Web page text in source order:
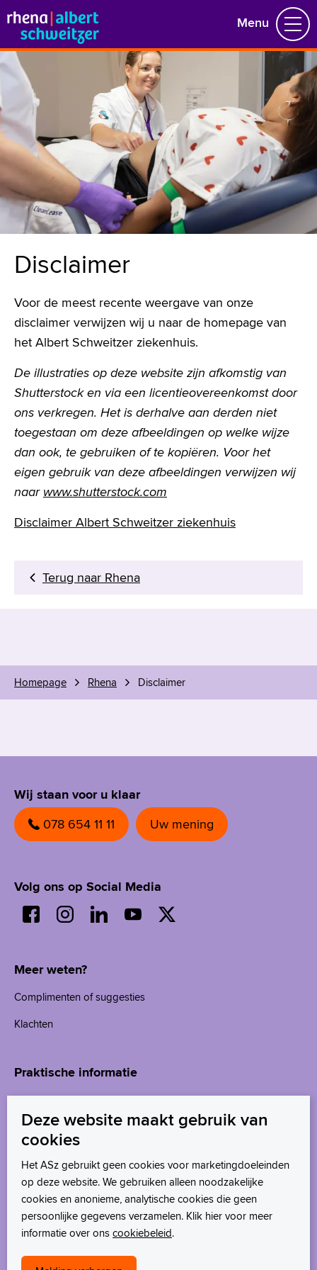
Menu
Sluiting Papendrechtsebrug
Kinderwens
Zwangerschap
Bevalling
Neonatologie
Kinderafdeling
078 654 11 11
Naar home asz.nl
MijnASz
Disclaimer
Voor de meest recente weergave van onze
disclaimer verwijzen wij u naar de homepage van
het Albert Schweitzer ziekenhuis.
De illustraties op deze website zijn afkomstig van
Shutterstock en via een licentieovereenkomst door
ons verkregen. Het is derhalve aan derden niet
toegestaan om deze afbeeldingen op welke wijze
dan ook, te gebruiken of te kopiëren. Voor het
eigen gebruik van deze afbeeldingen verwijzen wij
naar www.shutterstock.com
Disclaimer Albert Schweitzer ziekenhuis
Terug naar Rhena
Homepage Rhena Disclaimer
Wij staan voor u klaar
078 654 11 11 Uw mening
Volg ons op Social Media
Meer weten?
Complimenten of suggesties
Klachten
Praktische informatie
Afspraak in het ziekenhuis
MijnASz
Deze website maakt gebruik van
cookies
Het ASz gebruikt geen cookies voor marketingdoeleinden
op deze website. We gebruiken alleen noodzakelijke
cookies en anonieme, analytische cookies die geen
persoonlijke gegevens verzamelen. Klik hier voor meer
informatie over onscookiebeleid.